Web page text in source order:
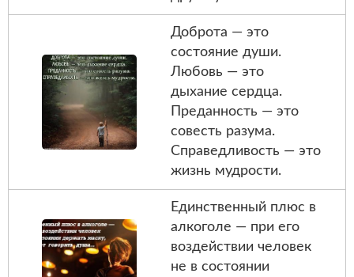
Доброта — это
состояние души.
Любовь — это
дыхание сердца.
Преданность — это
совесть разума.
Справедливость — это
жизнь мудрости.
Единственный плюс в
алкоголе — при его
воздействии человек
не в состоянии